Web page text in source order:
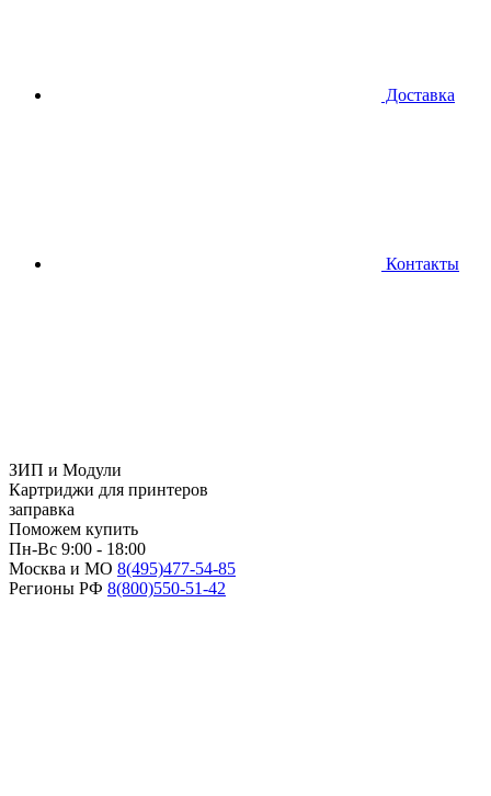
Доставка
Контакты
ЗИП и Модули
Картриджи для принтеров
заправка
Поможем купить
Пн-Вс 9:00 - 18:00
Москва и МО 8(495)477-54-85
Регионы РФ 8(800)550-51-42